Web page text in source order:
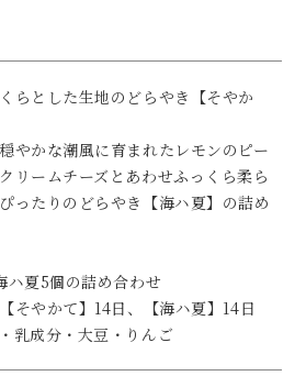
らとした生地のどらやき【そやか
やかな潮風に育まれたレモンのピー
リームチーズとあわせふっくら柔ら
ったりのどらやき【海ハ夏】の詰め
ハ夏5個の詰め合わせ
そやかて】14日、【海ハ夏】14日
乳成分・大豆・りんご